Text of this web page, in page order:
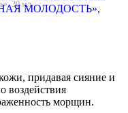
30 мл
придавая сияние и
воздействия
морщин.